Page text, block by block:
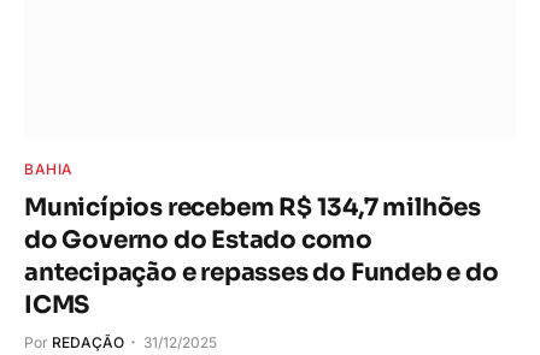
BAHIA
Municípios recebem R$ 134,7 milhões
do Governo do Estado como
antecipação e repasses do Fundeb e do
ICMS
Por REDAÇÃO 31/12/2025